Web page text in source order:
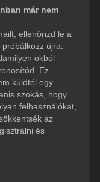
már nem
ellenőrizd le a
újra.
okból
Ez
küldtél egy
szokás, hogy
felhasználókat,
az
és